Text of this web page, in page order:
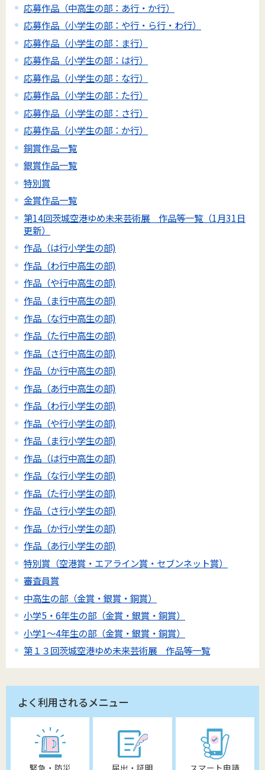
応募作品（中高生の部：あ行・か行）
応募作品（小学生の部：や行・ら行・わ行）
応募作品（小学生の部：ま行）
応募作品（小学生の部：は行）
応募作品（小学生の部：な行）
応募作品（小学生の部：た行）
応募作品（小学生の部：さ行）
応募作品（小学生の部：か行）
銅賞作品一覧
銀賞作品一覧
特別賞
金賞作品一覧
第14回茨城空港ゆめ未来芸術展 作品等一覧（1月31日
更新）
作品（は行小学生の部)
作品（わ行中高生の部)
作品（や行中高生の部)
作品（ま行中高生の部)
作品（な行中高生の部)
作品（た行中高生の部)
作品（さ行中高生の部)
作品（か行中高生の部)
作品（あ行中高生の部)
作品（わ行小学生の部)
作品（や行小学生の部)
作品（ま行小学生の部)
作品（は行中高生の部)
作品（な行小学生の部)
作品（た行小学生の部)
作品（さ行小学生の部)
作品（か行小学生の部)
作品（あ行小学生の部)
特別賞（空港賞・エアライン賞・セブンネット賞）
審査員賞
中高生の部（金賞・銀賞・銅賞）
小学5・6年生の部（金賞・銀賞・銅賞）
小学1～4年生の部（金賞・銀賞・銅賞）
第１３回茨城空港ゆめ未来芸術展 作品等一覧
よく利用されるメニュー
緊急・防災 届出・証明 スマート申請